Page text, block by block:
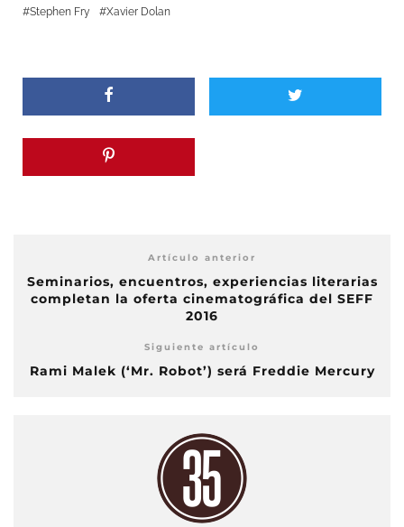
Stephen Fry
Xavier Dolan
Artículo anterior
Seminarios, encuentros, experiencias literarias
completan la oferta cinematográfica del SEFF
2016
Siguiente artículo
Rami Malek (‘Mr. Robot’) será Freddie Mercury